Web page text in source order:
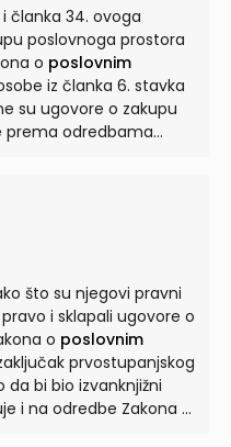
članka 34. ovoga
poslovnoga prostora
o poslovnim
su ugovore o zakupu
prema odredbama
što su njegovi pravni
i sklapali ugovore o
o poslovnim
da bi bio izvanknjižni
i na odredbe Zakona o